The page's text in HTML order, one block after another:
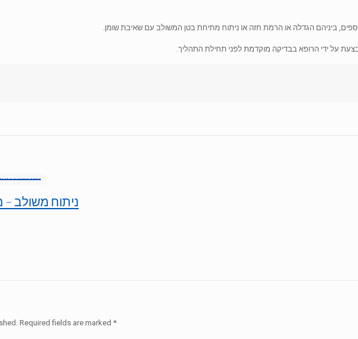
ביניהם הגדלה או הרמת חזה או ניתוח מתיחת בטן המשולב עם שאיבת שומן.
על ידי הרופא בבדיקה מוקדמת לפני תחילת התהליך.
ניתוח משולב
Required fields are marked *